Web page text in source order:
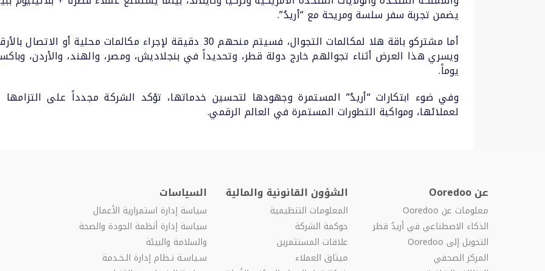
يضمن تجربة سفر سلسة ومريحة مع “أريدُ”.
يوماً.
وفي ضوء ابتكارات “أريدُ” المستمرة وجهودها لتحسين خدماتها، تؤكد الشركة مجدداً على التزامها
لعملائها، ومواكبة التطورات المستمرة في العالم الرقمي.
عن Ooredoo
معلومات عن Ooredoo
الذكاء الاصطناعي في أريدُ قطر
التحويل إلى Ooredoo
المركز الصحفي
الشؤون القانونية والمالية
المعلومات التنظيمية
حوكمة الشركة
علاقات المستثمرين
ميثاق العملاء
السياسات
سياسة إدارة استمرارية الأعمال
سياسة إدارة أنظمة الجودة والصحة
والسلامة والبيئة
سـياسـة نـظام إدارة الـخـدمة